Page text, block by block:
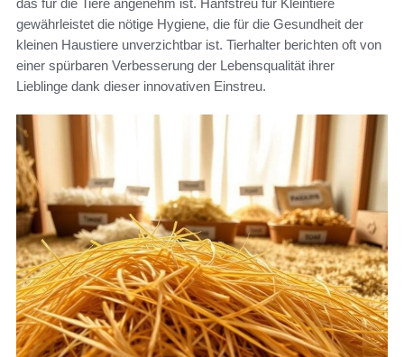
gewährleistet die nötige Hygiene, die für die Gesundheit der
kleinen Haustiere unverzichtbar ist. Tierhalter berichten oft von
einer spürbaren Verbesserung der Lebensqualität ihrer
Lieblinge dank dieser innovativen Einstreu.